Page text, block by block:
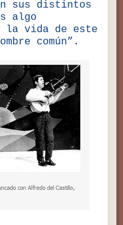
sus distintos
algo
la vida de este
común”.